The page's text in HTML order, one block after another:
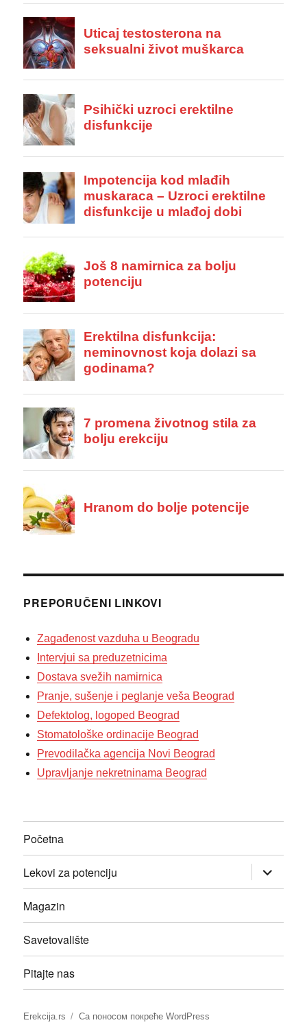
PREPORUČENI LINKOVI
Zagađenost vazduha u Beogradu
Intervjui sa preduzetnicima
Dostava svežih namirnica
Pranje, sušenje i peglanje veša Beograd
Defektolog, logoped Beograd
Stomatološke ordinacije Beograd
Prevodilačka agencija Novi Beograd
Upravljanje nekretninama Beograd
Početna
Lekovi za potenciju
прошири
изборник
дете
Magazin
Savetovalište
Pitajte nas
Erekcija.rs Са поносом покреће WordPress